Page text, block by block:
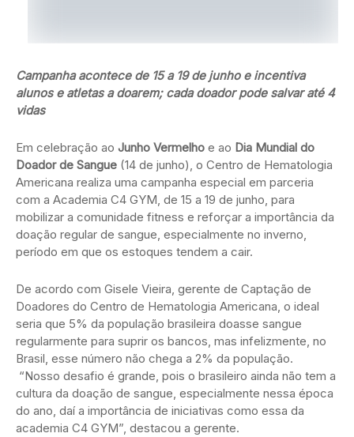
Campanha acontece de 15 a 19 de junho e incentiva
alunos e atletas a doarem; cada doador pode salvar até 4
vidas
Em celebração ao Junho Vermelho e ao Dia Mundial do
Doador de Sangue (14 de junho), o Centro de Hematologia
Americana realiza uma campanha especial em parceria
com a Academia C4 GYM, de 15 a 19 de junho, para
mobilizar a comunidade fitness e reforçar a importância da
doação regular de sangue, especialmente no inverno,
período em que os estoques tendem a cair.
De acordo com Gisele Vieira, gerente de Captação de
Doadores do Centro de Hematologia Americana, o ideal
seria que 5% da população brasileira doasse sangue
regularmente para suprir os bancos, mas infelizmente, no
Brasil, esse número não chega a 2% da população.
“Nosso desafio é grande, pois o brasileiro ainda não tem a
cultura da doação de sangue, especialmente nessa época
do ano, daí a importância de iniciativas como essa da
academia C4 GYM”, destacou a gerente.